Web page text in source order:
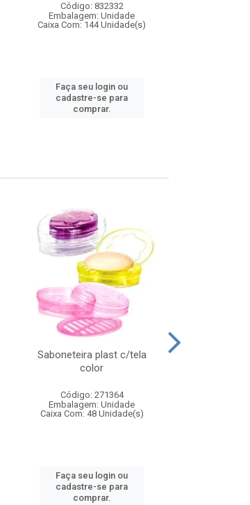
Código: 832332
Embalagem: Unidade
Caixa Com: 144 Unidade(s)
Faça seu login ou
cadastre-se para
comprar.
Saboneteira plast c/tela
color
Código: 271364
Embalagem: Unidade
Caixa Com: 48 Unidade(s)
Faça seu login ou
cadastre-se para
comprar.